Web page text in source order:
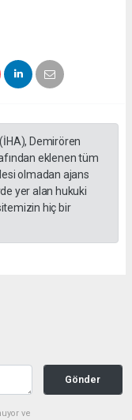
Demirören
eklenen tüm
olmadan ajans
yer alan hukuki
hiç bir
Gönder
ve